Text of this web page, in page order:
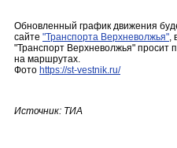
Обновленный график движения
сайте "Транспорта Верхневолжья",
"Транспорт Верхневолжья" просит
на маршрутах.
Фото https://st-vestnik.ru/
Источник: ТИА